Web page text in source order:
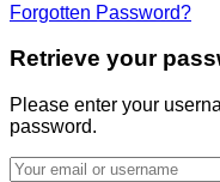
Forgotten Password?
Retrieve your
Please enter your
password.